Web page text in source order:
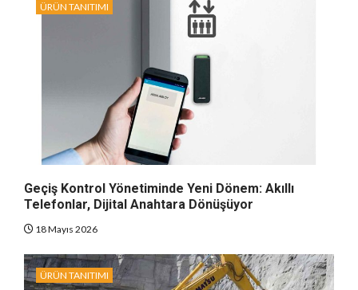
ÜRÜN TANITIMI
Geçiş Kontrol Yönetiminde Yeni Dönem: Akıllı
Telefonlar, Dijital Anahtara Dönüşüyor
18 Mayıs 2026
ÜRÜN TANITIMI